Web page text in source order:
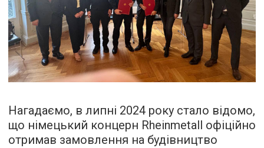
Нагадаємо, в липні 2024 року стало відомо,
що німецький концерн Rheinmetall офіційно
отримав замовлення на будівництво